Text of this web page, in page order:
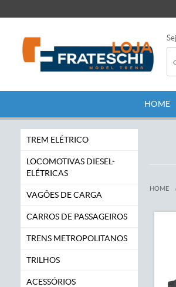
HOME
TREM ELÉTRICO
LOCOMOTIVAS DIESEL-
ELÉTRICAS
VAGÕES DE CARGA
CARROS DE PASSAGEIROS
TRENS METROPOLITANOS
TRILHOS
ACESSÓRIOS
HOME